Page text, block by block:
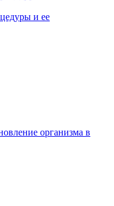
и ее
организма в